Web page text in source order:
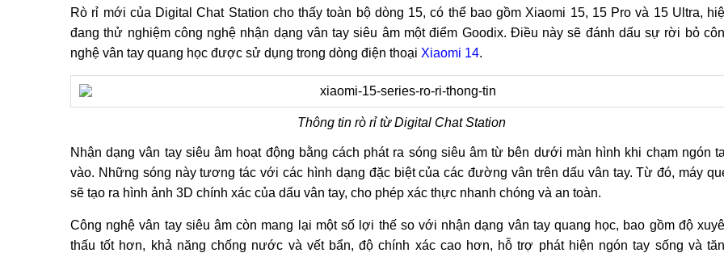
Rò rỉ mới của Digital Chat Station cho thấy toàn bộ dòng 15, có thể bao gồm Xiaomi 15, 15 Pro và 15 Ultra,
đang thử nghiệm công nghệ nhận dạng vân tay siêu âm một điểm Goodix. Điều này sẽ đánh dấu sự rời bỏ
nghệ vân tay quang học được sử dụng trong dòng điện thoại Xiaomi 14.
Thông tin rò rỉ từ Digital Chat Station
Nhận dạng vân tay siêu âm hoạt động bằng cách phát ra sóng siêu âm từ bên dưới màn hình khi chạm ngón
vào. Những sóng này tương tác với các hình dạng đặc biệt của các đường vân trên dấu vân tay. Từ đó, máy
sẽ tạo ra hình ảnh 3D chính xác của dấu vân tay, cho phép xác thực nhanh chóng và an toàn.
Công nghệ vân tay siêu âm còn mang lại một số lợi thế so với nhận dạng vân tay quang học, bao gồm độ
thấu tốt hơn, khả năng chống nước và vết bẩn, độ chính xác cao hơn, hỗ trợ phát hiện ngón tay sống và